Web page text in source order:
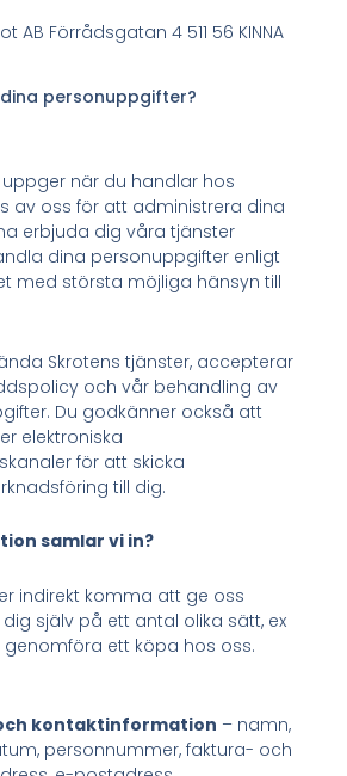
AB Förrådsgatan 4 511 56 KINNA
personuppgifter?
när du handlar hos
av oss för att administrera dina
erbjuda dig våra tjänster
dina personuppgifter enligt
med största möjliga hänsyn till
Skrotens tjänster, accepterar
och vår behandling av
Du godkänner också att
elektroniska
för att skicka
till dig.
samlar vi in?
indirekt komma att ge oss
själv på ett antal olika sätt, ex
ett köpa hos oss.
kontaktinformation – namn,
personnummer, faktura- och